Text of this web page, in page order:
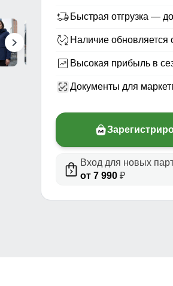
Быстрая отгрузка —
Наличие обновляется
Высокая прибыль в
Документы для
Вход для новых
от 7 990 ₽